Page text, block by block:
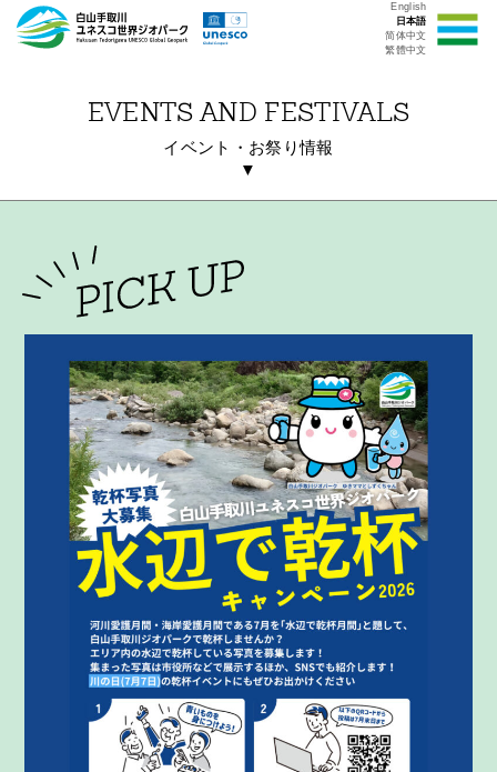
English
日本語
简体中文
繁體中文
EVENTS AND FESTIVALS
イベント・お祭り情報
▼